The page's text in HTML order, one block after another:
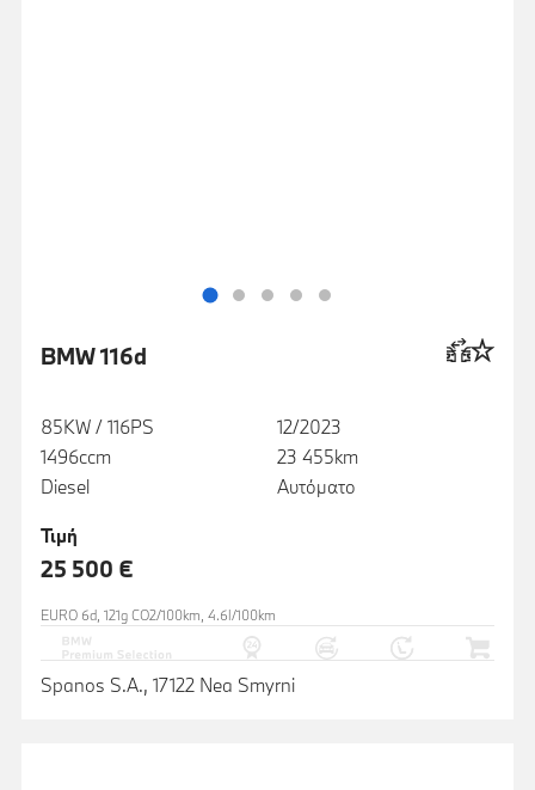
BMW 116d
85KW / 116PS
1496ccm
Diesel
12/2023
23 455km
Αυτόματο
Τιμή
25 500 €
EURO 6d, 121g CO2/100km, 4.6l/100km
Spanos S.A., 17122 Nea Smyrni